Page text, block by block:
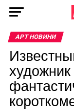
АРТ НОВИНИ